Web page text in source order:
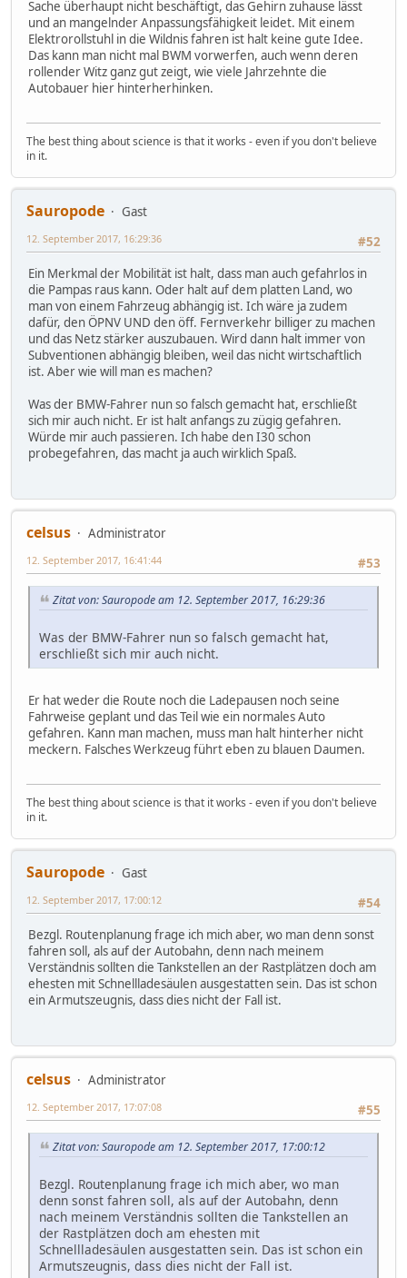
Sache überhaupt nicht beschäftigt, das Gehirn zuhause lässt
und an mangelnder Anpassungsfähigkeit leidet. Mit einem
Elektrorollstuhl in die Wildnis fahren ist halt keine gute Idee.
Das kann man nicht mal BWM vorwerfen, auch wenn deren
rollender Witz ganz gut zeigt, wie viele Jahrzehnte die
Autobauer hier hinterherhinken.
The best thing about science is that it works - even if you don't believe
in it.
Sauropode
Gast
#52
12. September 2017, 16:29:36
Ein Merkmal der Mobilität ist halt, dass man auch gefahrlos in
die Pampas raus kann. Oder halt auf dem platten Land, wo
man von einem Fahrzeug abhängig ist. Ich wäre ja zudem
dafür, den ÖPNV UND den öff. Fernverkehr billiger zu machen
und das Netz stärker auszubauen. Wird dann halt immer von
Subventionen abhängig bleiben, weil das nicht wirtschaftlich
ist. Aber wie will man es machen?
Was der BMW-Fahrer nun so falsch gemacht hat, erschließt
sich mir auch nicht. Er ist halt anfangs zu zügig gefahren.
Würde mir auch passieren. Ich habe den I30 schon
probegefahren, das macht ja auch wirklich Spaß.
celsus
Administrator
#53
12. September 2017, 16:41:44
Zitat von: Sauropode am 12. September 2017, 16:29:36
Was der BMW-Fahrer nun so falsch gemacht hat,
erschließt sich mir auch nicht.
Er hat weder die Route noch die Ladepausen noch seine
Fahrweise geplant und das Teil wie ein normales Auto
gefahren. Kann man machen, muss man halt hinterher nicht
meckern. Falsches Werkzeug führt eben zu blauen Daumen.
The best thing about science is that it works - even if you don't believe
in it.
Sauropode
Gast
#54
12. September 2017, 17:00:12
Bezgl. Routenplanung frage ich mich aber, wo man denn sonst
fahren soll, als auf der Autobahn, denn nach meinem
Verständnis sollten die Tankstellen an der Rastplätzen doch am
ehesten mit Schnellladesäulen ausgestatten sein. Das ist schon
ein Armutszeugnis, dass dies nicht der Fall ist.
celsus
Administrator
#55
12. September 2017, 17:07:08
Zitat von: Sauropode am 12. September 2017, 17:00:12
Bezgl. Routenplanung frage ich mich aber, wo man
denn sonst fahren soll, als auf der Autobahn, denn
nach meinem Verständnis sollten die Tankstellen an
der Rastplätzen doch am ehesten mit
Schnellladesäulen ausgestatten sein. Das ist schon ein
Armutszeugnis, dass dies nicht der Fall ist.